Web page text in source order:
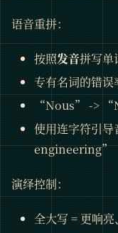
语音重拼：
按照发音拼写
专有名词的错
“Nous” ->
使用连字符引
engineering”
演绎控制：
全大写 = 更响亮